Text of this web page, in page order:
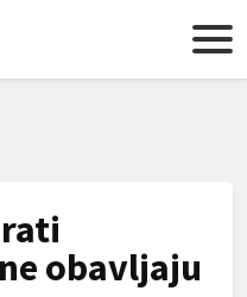
obavljaju